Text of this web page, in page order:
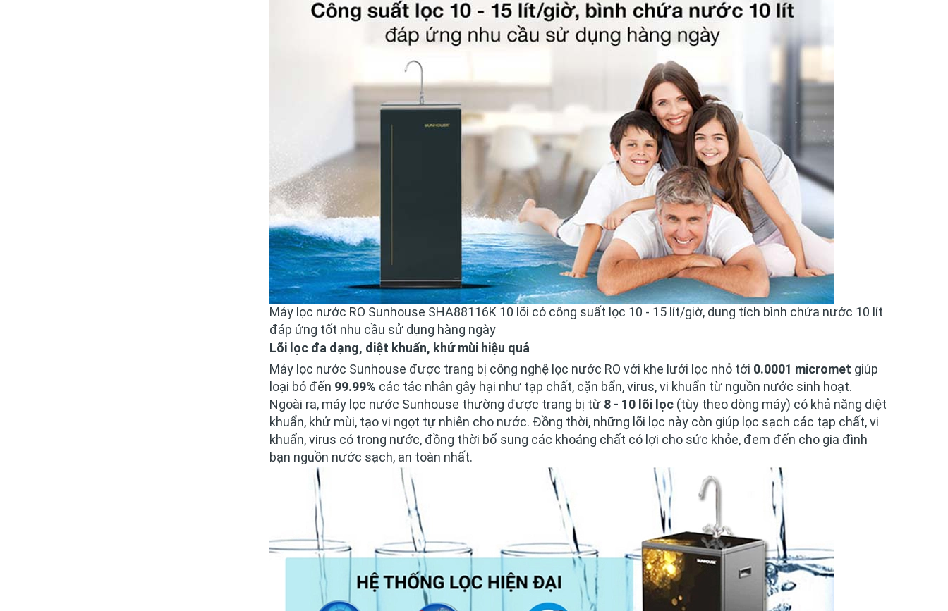
Máy lọc nước RO Sunhouse SHA88116K 10 lõi có công suất lọc 10 - 15 lít/giờ, dung tích bình chứa nước 10 lít
đáp ứng tốt nhu cầu sử dụng hàng ngày
Lõi lọc đa dạng, diệt khuẩn, khử mùi hiệu quả
Máy lọc nước Sunhouse được trang bị công nghệ lọc nước RO với khe lưới lọc nhỏ tới 0.0001 micromet giúp
loại bỏ đến 99.99% các tác nhân gây hại như tạp chất, cặn bẩn, virus, vi khuẩn từ nguồn nước sinh hoạt.
Ngoài ra, máy lọc nước Sunhouse thường được trang bị từ 8 - 10 lõi lọc (tùy theo dòng máy) có khả năng diệt
khuẩn, khử mùi, tạo vị ngọt tự nhiên cho nước. Đồng thời, những lõi lọc này còn giúp lọc sạch các tạp chất, vi
khuẩn, virus có trong nước, đồng thời bổ sung các khoáng chất có lợi cho sức khỏe, đem đến cho gia đình
bạn nguồn nước sạch, an toàn nhất.